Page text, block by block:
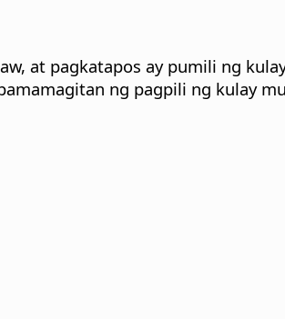
at pagkatapos ay pumili ng
ng pagpili ng kulay